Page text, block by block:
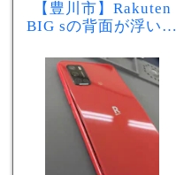
【豊川市】Rakuten
BIG sの背面が浮いて
リー膨張のサインか
もしれません！バッ
テリー交換修理事例